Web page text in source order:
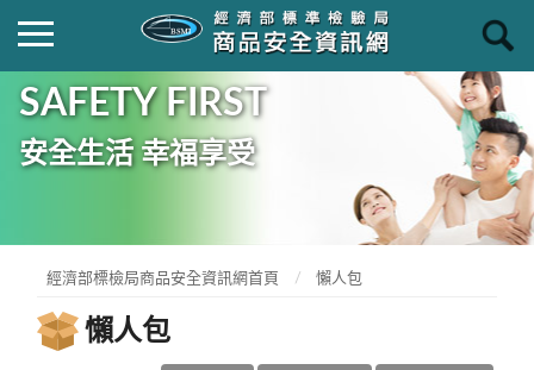
SAFETY FIRST
安全生活 幸福享受
經濟部標檢局商品安全資訊網首頁 懶人包
懶人包